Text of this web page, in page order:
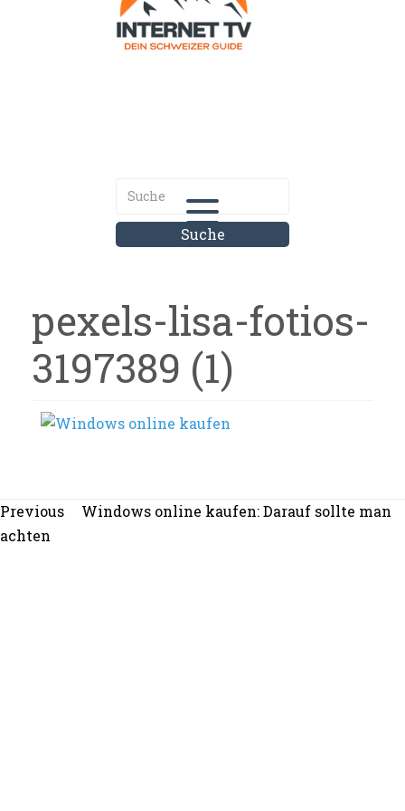
pexels-lisa-fotios-
3197389 (1)
Beitragsnavigation
Previous
Previous
Windows online kaufen: Darauf sollte man
achten